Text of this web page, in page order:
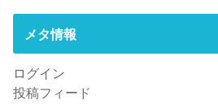
メタ情報
ログイン
投稿フィード